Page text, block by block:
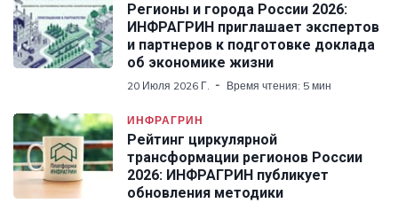
Регионы и города России 2026:
ИНФРАГРИН приглашает экспертов
и партнеров к подготовке доклада
об экономике жизни
20 Июля 2026 Г. Время чтения: 5 мин
ИНФРАГРИН
Рейтинг циркулярной
трансформации регионов России
2026: ИНФРАГРИН публикует
обновления методики